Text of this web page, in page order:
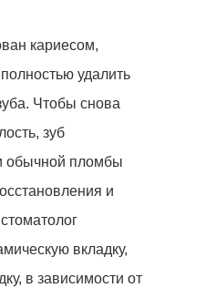
кариесом,
удалить
Чтобы снова
зуб
обычной пломбы
и
вкладку,
в зависимости от